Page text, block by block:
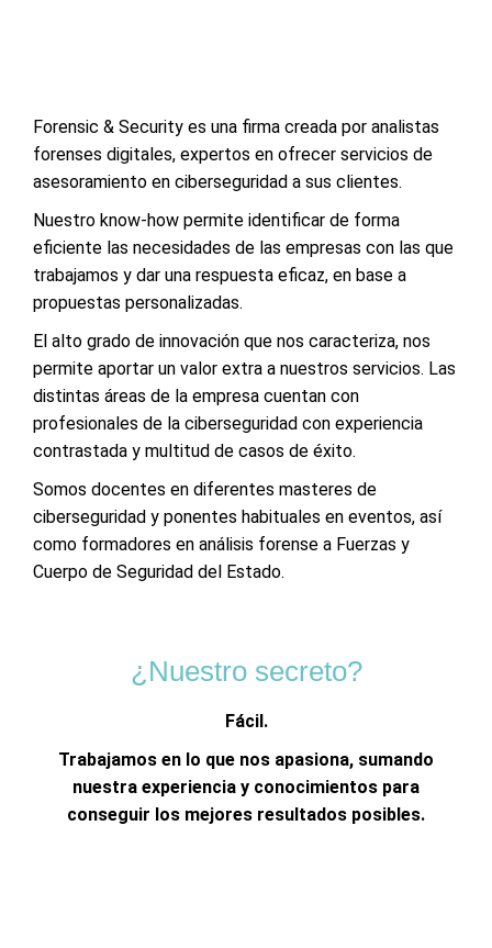
Forensic & Security es una firma creada por analistas
forenses digitales, expertos en ofrecer servicios de
asesoramiento en ciberseguridad a sus clientes.
Nuestro know-how permite identificar de forma
eficiente las necesidades de las empresas con las que
trabajamos y dar una respuesta eficaz, en base a
propuestas personalizadas.
El alto grado de innovación que nos caracteriza, nos
permite aportar un valor extra a nuestros servicios. Las
distintas áreas de la empresa cuentan con
profesionales de la ciberseguridad con experiencia
contrastada y multitud de casos de éxito.
Somos docentes en diferentes masteres de
ciberseguridad y ponentes habituales en eventos, así
como formadores en análisis forense a Fuerzas y
Cuerpo de Seguridad del Estado.
¿Nuestro secreto?
Fácil.
Trabajamos en lo que nos apasiona, sumando
nuestra experiencia y conocimientos para
conseguir los mejores resultados posibles.